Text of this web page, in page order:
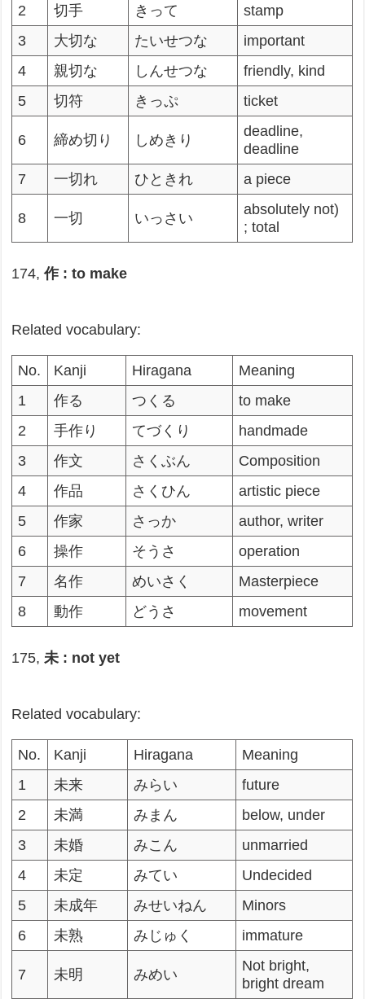
2 切手 きって
stamp
3
大切な たいせつな
important
4
親切な しんせつな
friendly, kind
5
切符 きっぷ ticket
6 締め切り しめきり
deadline,
deadline
7
一切れ ひときれ a piece
8 一切 いっさい
absolutely not)
; total
174,作 : to make
Related vocabulary:
No. Kanji Hiragana
Meaning
1
作る つくる
to make
2
手作り てづくり
handmade
3
作文 さくぶん
Composition
4
作品 さくひん
artistic piece
5
作家 さっか
author, writer
6
操作 そうさ
operation
7
名作 めいさく
Masterpiece
8
動作 どうさ movement
175, 未 : not yet
Related vocabulary:
No. Kanji Hiragana
Meaning
1
未来 みらい
future
2
未満 みまん
below, under
3
未婚 みこん
unmarried
4
未定 みてい
Undecided
5
未成年 みせいねん
Minors
6
未熟 みじゅく immature
7 未明 みめい
Not bright,
bright dream